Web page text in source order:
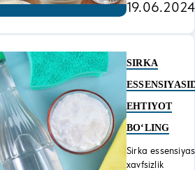
19.06.2024
SIRKA
EHTIYOT
BO‘LING
Sirka
xavfsizlik